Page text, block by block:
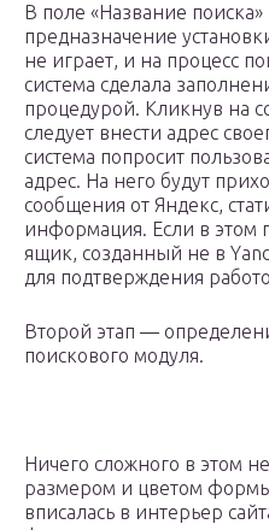
В поле «Название
предназначение
не играет, и на процесс
система сделала
процедурой. Кликнув на
следует внести адрес
система попросит
адрес. На него будут
сообщения от Яндекс,
информация. Если в этом
ящик, созданный не в
для подтверждения
Второй этап —
поискового модуля.
Ничего сложного в этом
размером и цветом
вписалась в интерьер